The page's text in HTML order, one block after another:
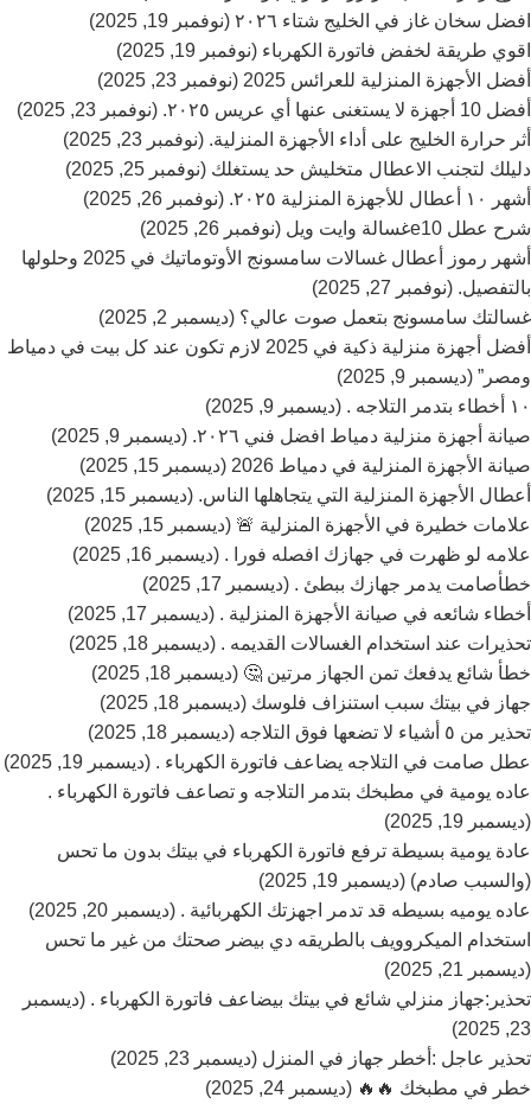
افضل سخان غاز في الخليج شتاء ٢٠٢٦ (نوفمبر 19, 2025)
اقوي طريقة لخفض فاتورة الكهرباء (نوفمبر 19, 2025)
أفضل الأجهزة المنزلية للعرائس 2025 (نوفمبر 23, 2025)
أفضل 10 أجهزة لا يستغنى عنها أي عريس ٢٠٢٥. (نوفمبر 23, 2025)
أثر حرارة الخليج على أداء الأجهزة المنزلية. (نوفمبر 23, 2025)
دليلك لتجنب الاعطال متخليش حد يستغلك (نوفمبر 25, 2025)
أشهر ١٠ أعطال للأجهزة المنزلية ٢٠٢٥. (نوفمبر 26, 2025)
شرح عطل e10غسالة وايت ويل (نوفمبر 26, 2025)
أشهر رموز أعطال غسالات سامسونج الأوتوماتيك في 2025 وحلولها
بالتفصيل. (نوفمبر 27, 2025)
غسالتك سامسونج بتعمل صوت عالي؟ (ديسمبر 2, 2025)
أفضل أجهزة منزلية ذكية في 2025 لازم تكون عند كل بيت في دمياط
ومصر” (ديسمبر 9, 2025)
١٠ أخطاء بتدمر التلاجه . (ديسمبر 9, 2025)
صيانة أجهزة منزلية دمياط افضل فني ٢٠٢٦. (ديسمبر 9, 2025)
صيانة الأجهزة المنزلية في دمياط 2026 (ديسمبر 15, 2025)
أعطال الأجهزة المنزلية التي يتجاهلها الناس. (ديسمبر 15, 2025)
علامات خطيرة في الأجهزة المنزلية 🚨 (ديسمبر 15, 2025)
علامه لو ظهرت في جهازك افصله فورا . (ديسمبر 16, 2025)
خطأصامت يدمر جهازك ببطئ . (ديسمبر 17, 2025)
أخطاء شائعه في صيانة الأجهزة المنزلية . (ديسمبر 17, 2025)
تحذيرات عند استخدام الغسالات القديمه . (ديسمبر 18, 2025)
خطأ شائع يدفعك تمن الجهاز مرتين 🤔 (ديسمبر 18, 2025)
جهاز في بيتك سبب استنزاف فلوسك (ديسمبر 18, 2025)
تحذير من ٥ أشياء لا تضعها فوق التلاجه (ديسمبر 18, 2025)
عطل صامت في التلاجه يضاعف فاتورة الكهرباء . (ديسمبر 19, 2025)
عاده يومية في مطبخك بتدمر التلاجه و تصاعف فاتورة الكهرباء .
(ديسمبر 19, 2025)
عادة يومية بسيطة ترفع فاتورة الكهرباء في بيتك بدون ما تحس
(والسبب صادم) (ديسمبر 19, 2025)
عاده يوميه بسيطه قد تدمر اجهزتك الكهربائية . (ديسمبر 20, 2025)
استخدام الميكروويف بالطريقه دي بيضر صحتك من غير ما تحس
(ديسمبر 21, 2025)
تحذير:جهاز منزلي شائع في بيتك بيضاعف فاتورة الكهرباء . (ديسمبر
23, 2025)
تحذير عاجل :أخطر جهاز في المنزل (ديسمبر 23, 2025)
خطر في مطبخك 🔥🔥 (ديسمبر 24, 2025)